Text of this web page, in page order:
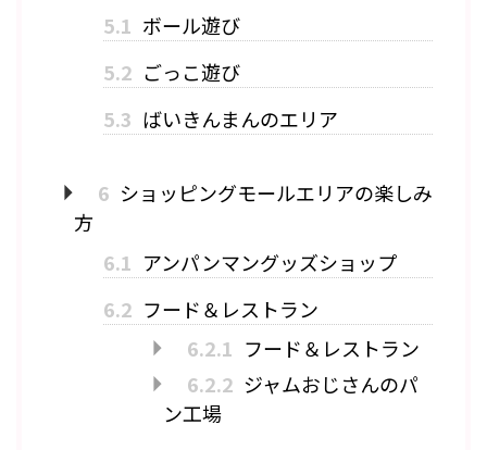
5.1 ボール遊び
5.2 ごっこ遊び
5.3 ばいきんまんのエリア
6 ショッピングモールエリアの楽しみ
方
6.1 アンパンマングッズショップ
6.2 フード＆レストラン
6.2.1 フード＆レストラン
6.2.2 ジャムおじさんのパ
ン工場